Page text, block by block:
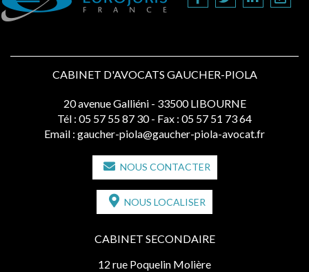
CABINET D'AVOCATS GAUCHER-PIOLA
20 avenue Galliéni - 33500 LIBOURNE
Tél : 05 57 55 87 30 - Fax : 05 57 51 73 64
Email : gaucher-piola@gaucher-piola-avocat.fr
NOUS CONTACTER
NOUS LOCALISER
CABINET SECONDAIRE
12 rue Poquelin Molière